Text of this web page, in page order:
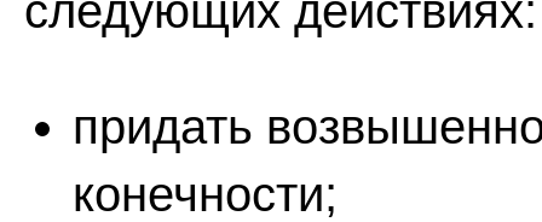
следующих действиях:
придать
конечности;